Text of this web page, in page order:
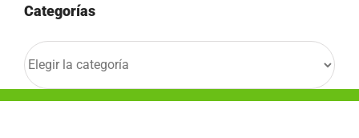
Categorías
Categorías